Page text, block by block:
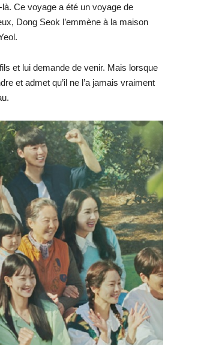
Ce voyage a été un voyage de
Dong Seok l’emmène à la maison
et lui demande de venir. Mais lorsque
et admet qu’il ne l’a jamais vraiment